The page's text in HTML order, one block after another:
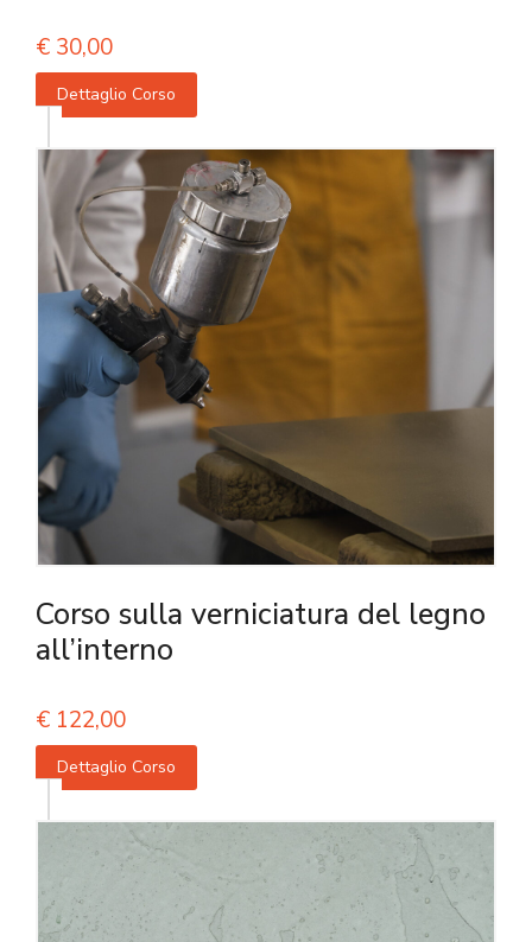
€ 30,00
Dettaglio Corso
Corso sulla verniciatura del legno
all’interno
€ 122,00
Dettaglio Corso